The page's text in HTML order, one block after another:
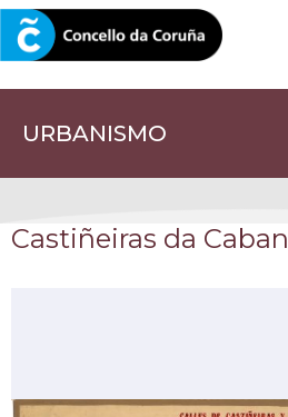
URBANISMO
CORUNA.GAL
Castiñeiras da